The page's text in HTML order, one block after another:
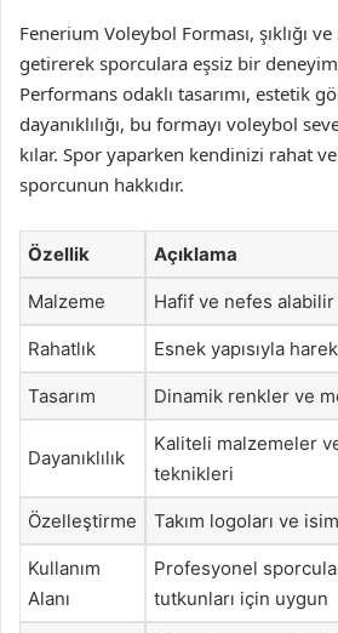
Fenerium Voleybol Forması, şıklığı
getirerek sporculara eşsiz bir
Performans odaklı tasarımı, estetik
dayanıklılığı, bu formayı voleybol
kılar. Spor yaparken kendinizi rahat
sporcunun hakkıdır.
Özellik Açıklama
Malzeme Hafif ve nefes
Rahatlık Esnek yapısıyla
Tasarım Dinamik renkler ve
Dayanıklılık
Kaliteli malzemeler
teknikleri
Özelleştirme Takım logoları ve
Kullanım
Alanı
Profesyonel
tutkunları için uygun